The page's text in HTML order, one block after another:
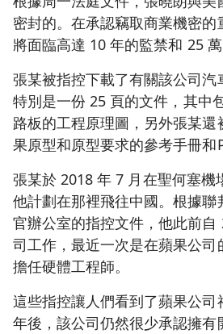
密封的。在承認竊取商業機密
將面臨高達 10 年的監禁和 25 萬
張某被指控下載了有關該公司汽
特別是一份 25 頁的文件，其中
路板的工程原理圖，另外張某
果原型和原型要求的參考手冊和
張某於 2018 年 7 月在聖何塞機
他計劃在那裡飛往中國。根據聯
官辦公室的指控文件，他此前自
司工作，最近一次是在蘋果公司
擔任硬體工程師。
這些指控讓人們看到了蘋果公司
年後，該公司仍然很少承認擁有